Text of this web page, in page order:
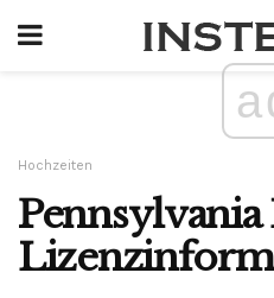
Hochzeiten
Pennsylvania